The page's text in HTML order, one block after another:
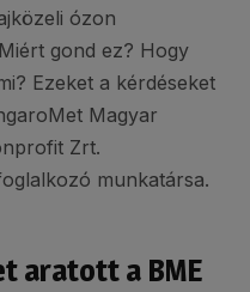
ózon
gond ez? Hogy
Ezeket a kérdéseket
Magyar
Zrt.
munkatársa.
aratott a BME